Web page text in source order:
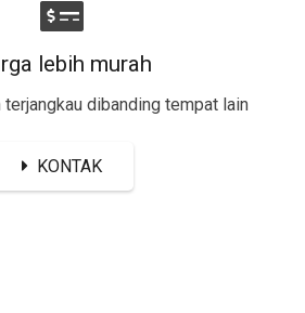
lebih murah
terjangkau dibanding tempat lain
KONTAK